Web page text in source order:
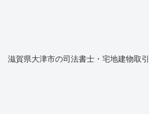
滋賀県大津市の司法書士・宅地建物取